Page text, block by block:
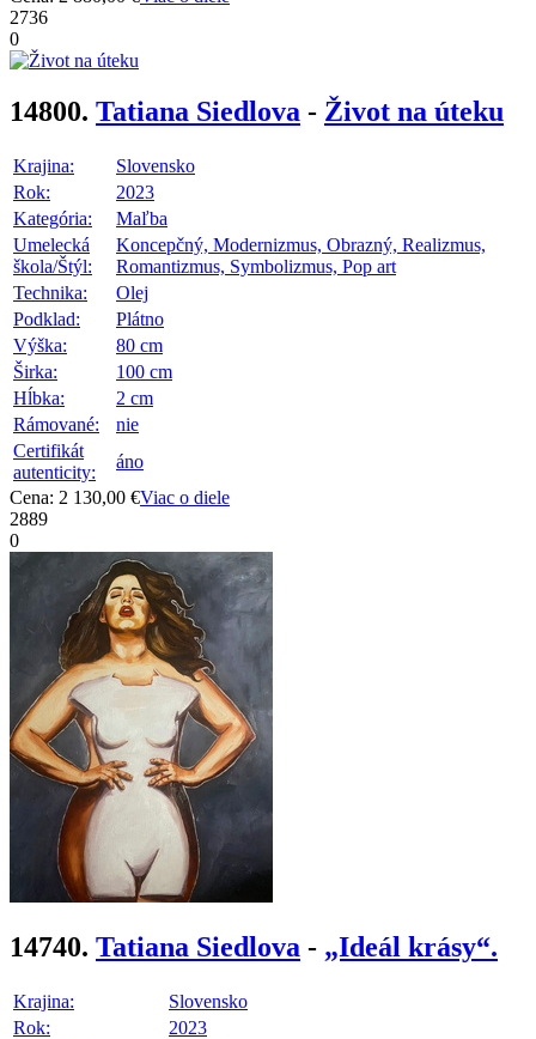
2736
0
14800. Tatiana Siedlova - Život na úteku
Krajina:
Slovensko
Rok:
2023
Kategória:
Maľba
Umelecká
škola/Štýl:
Koncepčný, Modernizmus, Obrazný, Realizmus,
Romantizmus, Symbolizmus, Pop art
Technika:
Olej
Podklad:
Plátno
Výška:
80 cm
Širka:
100 cm
Hĺbka:
2 cm
Rámované:
nie
Certifikát
autenticity:
áno
Cena: 2 130,00 €Viac o diele
2889
0
14740. Tatiana Siedlova - „Ideál krásy“.
Krajina:
Slovensko
Rok:
2023